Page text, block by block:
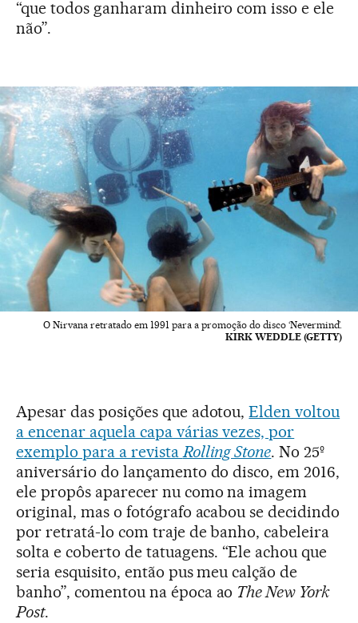
“que todos ganharam dinheiro com isso e ele
não”.
O Nirvana retratado em 1991 para a promoção do disco ‘Nevermind’.
KIRK WEDDLE (GETTY)
Apesar das posições que adotou,Elden voltou
a encenar aquela capa várias vezes, por
exemplo para a revistaRolling Stone. No 25º
aniversário do lançamento do disco, em 2016,
ele propôs aparecer nu como na imagem
original, mas o fotógrafo acabou se decidindo
por retratá-lo com traje de banho, cabeleira
solta e coberto de tatuagens. “Ele achou que
seria esquisito, então pus meu calção de
banho”, comentou na época ao The New York
Post.